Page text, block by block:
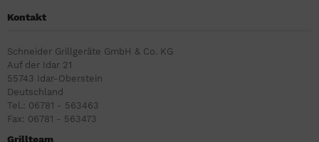
Kontakt
Schneider Grillgeräte GmbH & Co. KG
Auf der Idar 21
55743 Idar-Oberstein
Deutschland
Tel.: 06781 - 563463
Fax: 06781 - 563473
Grillteam